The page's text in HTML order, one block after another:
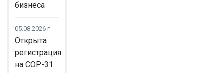
бизнеса
05.08.2026 г
Открыта
регистрация
на COP-31